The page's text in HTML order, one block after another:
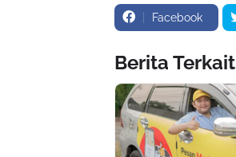
Facebook
Berita Terkait